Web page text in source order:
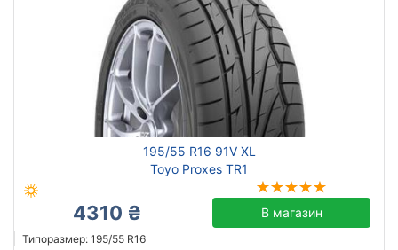
195/55 R16 91V XL
Toyo Proxes TR1
4310 ₴ В магазин
Типоразмер: 195/55 R16